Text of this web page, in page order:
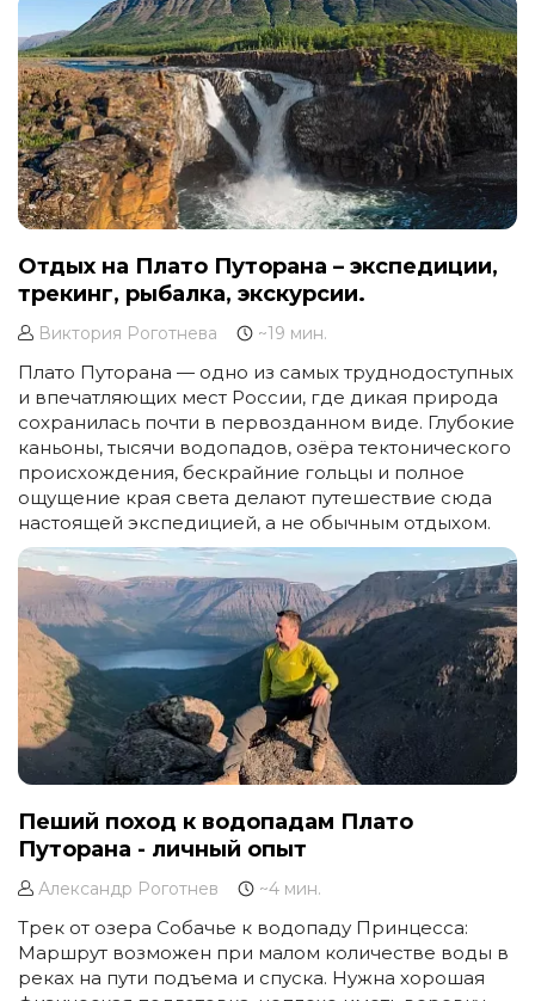
Отдых на Плато Путорана – экспедиции,
трекинг, рыбалка, экскурсии.
Виктория Роготнева ~19 мин.
Плато Путорана — одно из самых труднодоступных
и впечатляющих мест России, где дикая природа
сохранилась почти в первозданном виде. Глубокие
каньоны, тысячи водопадов, озёра тектонического
происхождения, бескрайние гольцы и полное
ощущение края света делают путешествие сюда
настоящей экспедицией, а не обычным отдыхом.
Пеший поход к водопадам Плато
Путорана - личный опыт
Александр Роготнев ~4 мин.
Трек от озера Собачье к водопаду Принцесса:
Маршрут возможен при малом количестве воды в
реках на пути подъема и спуска. Нужна хорошая